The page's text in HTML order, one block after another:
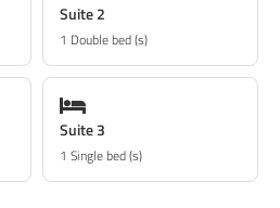
Suite 2
1 Double bed (s)
Suite 3
1 Single bed (s)